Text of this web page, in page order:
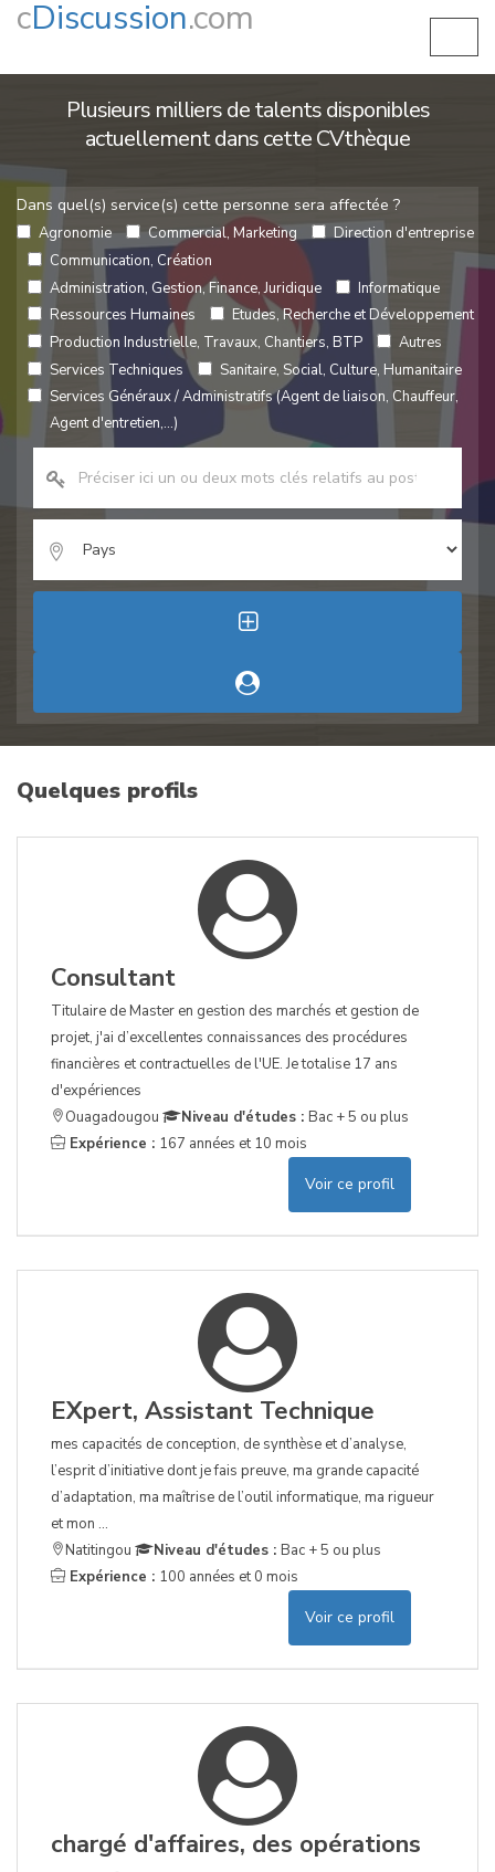
cDiscussion.com
Plusieurs milliers de talents disponibles
actuellement dans cette CVthèque
Dans quel(s) service(s) cette personne sera affectée ?
Agronomie Commercial, Marketing
Direction d'entreprise
Communication, Création
Administration, Gestion, Finance, Juridique
Informatique
Ressources Humaines
Etudes, Recherche et Développement
Production Industrielle, Travaux, Chantiers, BTP
Autres
Services Techniques
Sanitaire, Social, Culture, Humanitaire
Services Généraux / Administratifs (Agent de liaison, Chauffeur,
Agent d'entretien,...)
Quelques profils
Consultant
Titulaire de Master en gestion des marchés et gestion de
projet, j'ai d’excellentes connaissances des procédures
financières et contractuelles de l'UE. Je totalise 17 ans
d'expériences
Ouagadougou
Niveau d'études : Bac + 5 ou plus
Expérience : 167 années et 10 mois
Voir ce profil
EXpert, Assistant Technique
mes capacités de conception, de synthèse et d’analyse,
l’esprit d’initiative dont je fais preuve, ma grande capacité
d’adaptation, ma maîtrise de l’outil informatique, ma rigueur
et mon ...
Natitingou
Niveau d'études : Bac + 5 ou plus
Expérience : 100 années et 0 mois
Voir ce profil
chargé d'affaires, des opérations